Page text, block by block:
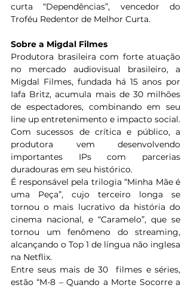
curta “Dependências”, vencedor do
Troféu Redentor de Melhor Curta.
Sobre a Migdal Filmes
Produtora brasileira com forte atuação
no mercado audiovisual brasileiro, a
Migdal Filmes, fundada há 15 anos por
Iafa Britz, acumula mais de 30 milhões
de espectadores, combinando em seu
line up entretenimento e impacto social.
Com sucessos de crítica e público, a
produtora vem desenvolvendo
importantes IPs com parcerias
duradouras em seu histórico.
É responsável pela trilogia “Minha Mãe é
uma Peça”, cujo terceiro longa se
tornou o mais lucrativo da história do
cinema nacional, e “Caramelo”, que se
tornou um fenômeno do streaming,
alcançando o Top 1 de língua não inglesa
na Netflix.
Entre seus mais de 30  filmes e séries,
estão “M-8 – Quando a Morte Socorre a